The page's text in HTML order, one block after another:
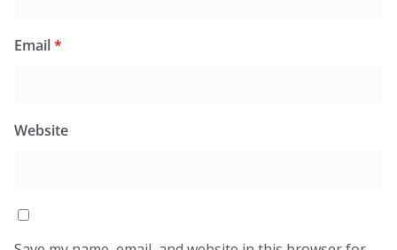
Email*
Website